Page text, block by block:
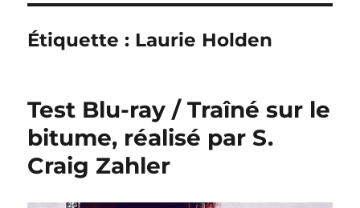
Étiquette : Laurie Holden
Test Blu-ray / Traîné sur le
bitume, réalisé par S.
Craig Zahler